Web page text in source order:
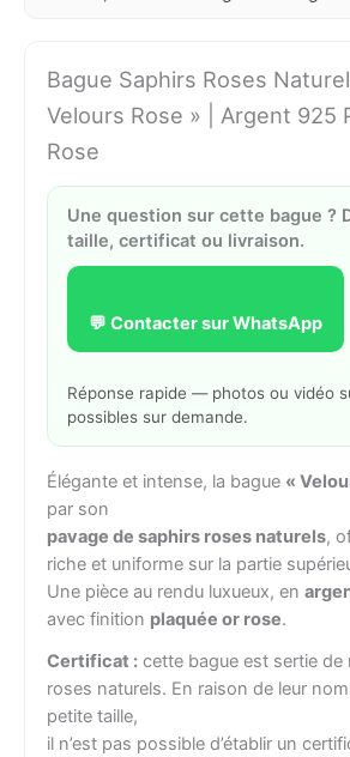
Bague Saphirs Roses
Velours Rose » | Argent 925
Rose
Une question sur cette bague ?
taille, certificat ou livraison.
💬 Contacter sur WhatsApp
Réponse rapide — photos ou vidéo
possibles sur demande.
Élégante et intense, la bague «
par son
pavage de saphirs roses naturels,
riche et uniforme sur la partie
Une pièce au rendu luxueux, en
avec finition plaquée or rose.
Certificat : cette bague est sertie de
roses naturels. En raison de leur
petite taille,
il n’est pas possible d’établir un